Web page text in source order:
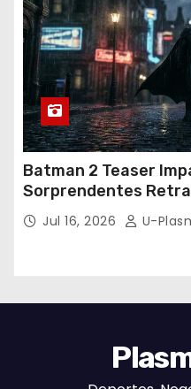
Batman 2 Teaser
Sorprendentes
Jul 16, 2026 U-